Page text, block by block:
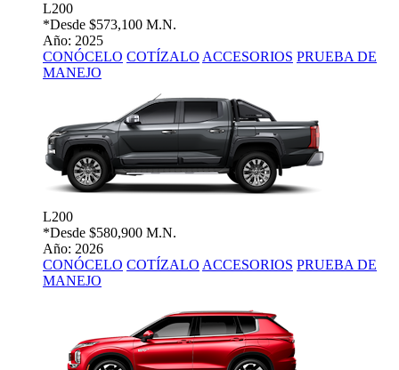
L200
*Desde $573,100 M.N.
Año: 2025
CONÓCELO COTÍZALO ACCESORIOS PRUEBA DE
MANEJO
L200
*Desde $580,900 M.N.
Año: 2026
CONÓCELO COTÍZALO ACCESORIOS PRUEBA DE
MANEJO